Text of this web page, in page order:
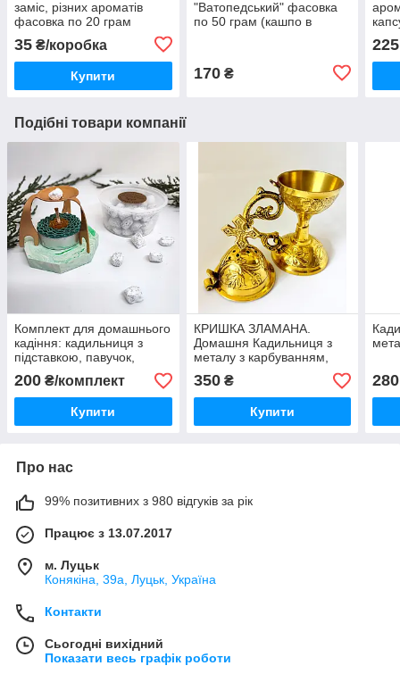
заміс, різних ароматів
фасовка по 20 грам
35 ₴/коробка
Купити
"Ватопедський" фасовка
по 50 грам (кашпо в
170₴
225
Подібні товари компанії
Комплект для домашнього
кадіння: кадильниця з
підставкою, павучок,
ладан і свічка
200 ₴/комплект
Купити
КРИШКА ЗЛАМАНА.
Домашня Кадильниця з
металу з карбуванням,
висота 14см, діаметр 5см
(Греція)
350₴
Купити
280
Про нас
99% позитивних з 980 відгуків за рік
Працює з 13.07.2017
м. Луцьк
Конякіна, 39а, Луцьк, Україна
Контакти
Сьогодні вихідний
Показати весь графік роботи